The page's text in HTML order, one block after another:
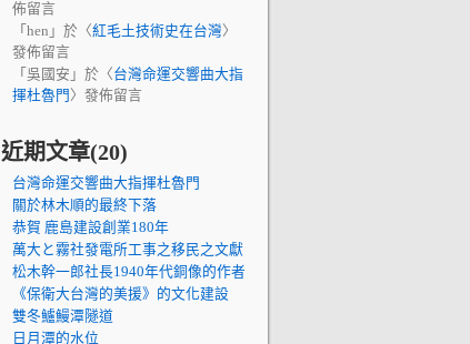
佈留言
「 hen 」於〈紅毛土技術史在台灣〉
發佈留言
「 吳國安 」於〈台灣命運交響曲大指
揮杜魯門 〉發佈留言
近期文章(20)
台灣命運交響曲大指揮杜魯門
關於林木順的最終下落
恭賀 鹿島建設創業180年
萬大と霧社發電所工事之移民之文獻
松木幹一郎社長1940年代銅像的作者
《保衛大台灣的美援》的文化建設
雙冬鱸鰻潭隧道
日月潭的水位